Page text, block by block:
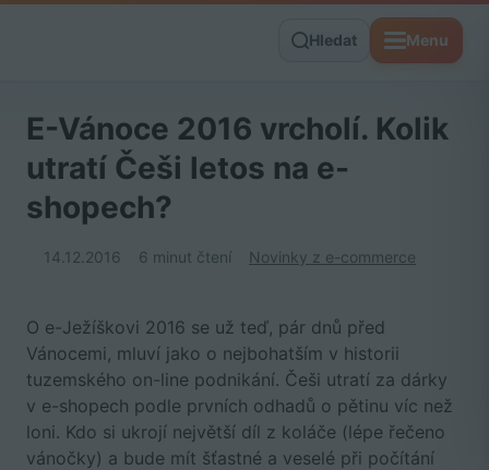
Hledat Menu
E-Vánoce 2016 vrcholí. Kolik
utratí Češi letos na e-
shopech?
14.12.2016 6 minut čtení Novinky z e-commerce
O e-Ježíškovi 2016 se už teď, pár dnů před
Vánocemi, mluví jako o nejbohatším v historii
tuzemského on-line podnikání. Češi utratí za dárky
v e-shopech podle prvních odhadů o pětinu víc než
loni. Kdo si ukrojí největší díl z koláče (lépe řečeno
vánočky) a bude mít šťastné a veselé při počítání